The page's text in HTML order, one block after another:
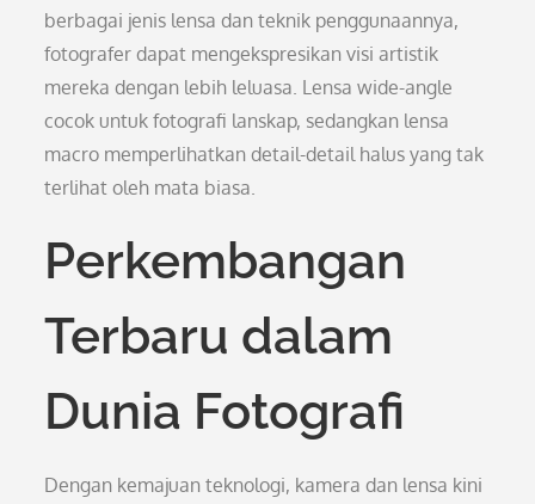
berbagai jenis lensa dan teknik penggunaannya,
fotografer dapat mengekspresikan visi artistik
mereka dengan lebih leluasa. Lensa wide-angle
cocok untuk fotografi lanskap, sedangkan lensa
macro memperlihatkan detail-detail halus yang tak
terlihat oleh mata biasa.
Perkembangan
Terbaru dalam
Dunia Fotografi
Dengan kemajuan teknologi, kamera dan lensa kini